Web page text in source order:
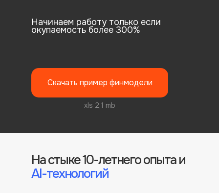
Начинаем работу только если
окупаемость более 300%
Скачать пример финмодели
xls 2,1 mb
На стыке 10-летнего опыта и
AI-технологий